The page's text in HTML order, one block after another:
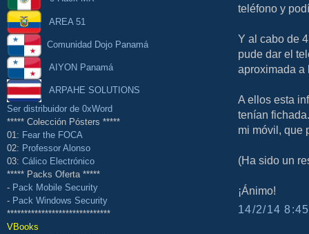
AREA 51
Comunidad Dojo Panamá
AIYON Panamá
ARPAHE SOLUTIONS
Ser distribuidor de 0xWord
***** Colección Pósters *****
01: Fear the FOCA
02: Professor Alonso
03: Cálico Electrónico
***** Packs Oferta *****
- Pack Mobile Security
- Pack Windows Security
******************************
VBooks
teléfono y
Y al cabo de
pude dar el
aproximada a
A ellos esta
tenían
mi móvil, que
(Ha sido un
¡Ánimo!
14/2/14